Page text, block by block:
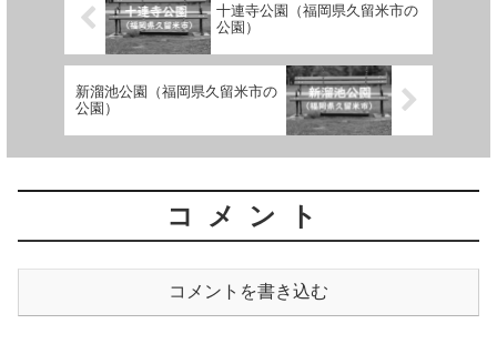
十連寺公園（福岡県久留米市の
公園）
新溜池公園（福岡県久留米市の
公園）
コメント
コメントを書き込む